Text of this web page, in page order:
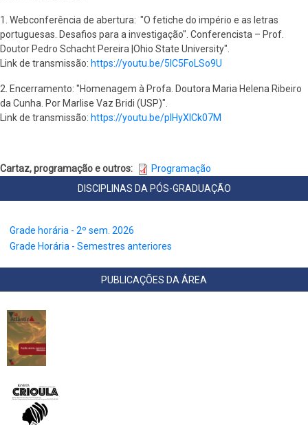
1. Webconferência de abertura: "O fetiche do império e as letras
portuguesas. Desafios para a investigação". Conferencista – Prof.
Doutor Pedro Schacht Pereira |Ohio State University".
Link de transmissão: https://youtu.be/5IC5FoLSo9U
2. Encerramento: "Homenagem à Profa. Doutora Maria Helena Ribeiro
da Cunha. Por Marlise Vaz Bridi (USP)".
Link de transmissão: https://youtu.be/plHyXlCk07M
Cartaz, programação e outros
Programação
DISCIPLINAS DA PÓS-GRADUAÇÃO
Grade horária - 2º sem. 2026
Grade Horária - Semestres anteriores
PUBLICAÇÕES DA ÁREA